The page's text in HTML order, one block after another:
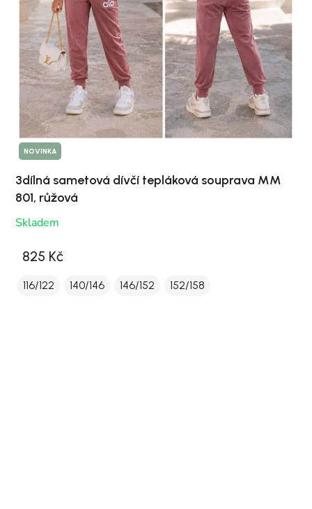
NOVINKA
3dílná sametová dívčí tepláková souprava MM
801, růžová
Skladem
825 Kč
116/122 140/146 146/152 152/158